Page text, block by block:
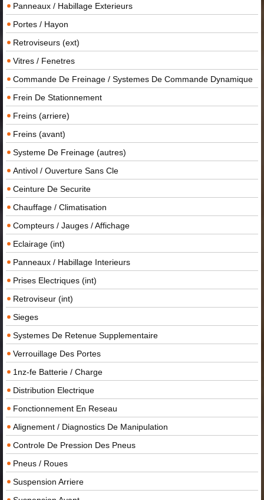
Panneaux / Habillage Exterieurs
Portes / Hayon
Retroviseurs (ext)
Vitres / Fenetres
Commande De Freinage / Systemes De Commande Dynamique
Frein De Stationnement
Freins (arriere)
Freins (avant)
Systeme De Freinage (autres)
Antivol / Ouverture Sans Cle
Ceinture De Securite
Chauffage / Climatisation
Compteurs / Jauges / Affichage
Eclairage (int)
Panneaux / Habillage Interieurs
Prises Electriques (int)
Retroviseur (int)
Sieges
Systemes De Retenue Supplementaire
Verrouillage Des Portes
1nz-fe Batterie / Charge
Distribution Electrique
Fonctionnement En Reseau
Alignement / Diagnostics De Manipulation
Controle De Pression Des Pneus
Pneus / Roues
Suspension Arriere